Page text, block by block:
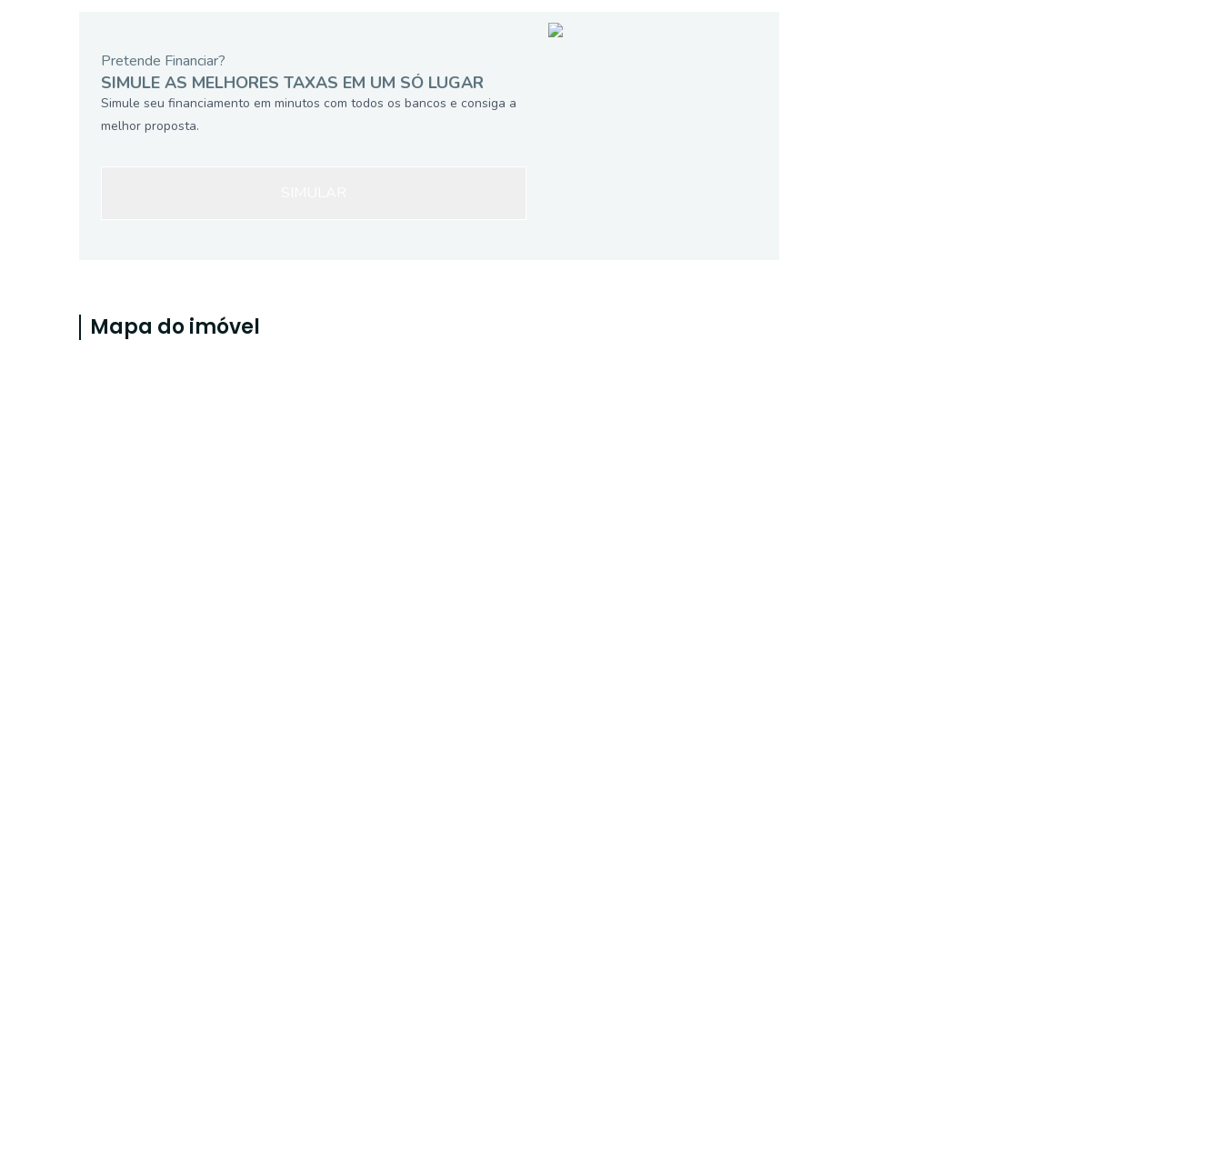
Pretende Financiar?
SIMULE AS MELHORES TAXAS EM UM SÓ LUGAR
Simule seu financiamento em minutos com todos os bancos e consiga a
melhor proposta.
Mapa do imóvel